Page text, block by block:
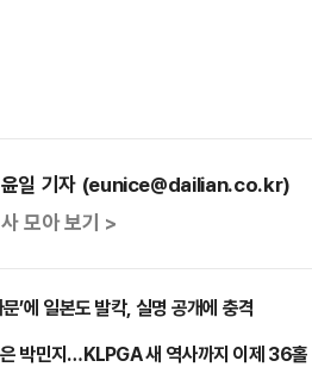
일 기자 (eunice@dailian.co.kr)
모아 보기 >
’에 일본도 발칵, 실명 공개에 충격
박민지…KLPGA 새 역사까지 이제 36홀